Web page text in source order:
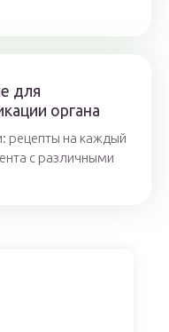
для
органа
рецепты на каждый
с различными